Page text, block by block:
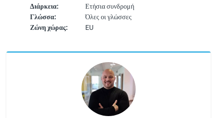
Διάρκεια:
Ετήσια συνδρομή
Γλώσσα:
Όλες οι γλώσσες
Ζώνη χώρας:
EU